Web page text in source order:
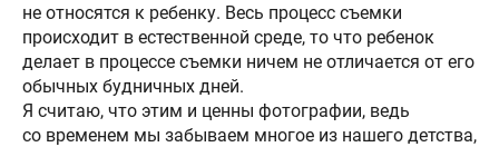
не относятся к ребенку. Весь процесс съемки
происходит в естественной среде, то что ребенок
делает в процессе съемки ничем не отличается от его
обычных будничных дней.
Я считаю, что этим и ценны фотографии, ведь
со временем мы забываем многое из нашего детства,